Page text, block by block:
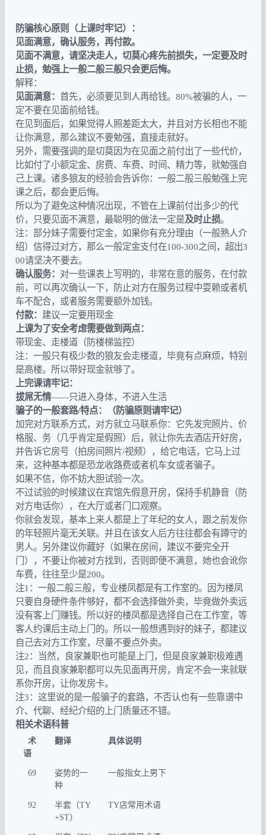
防骗核心原则（上课时牢记）：
见面满意，确认服务，再付款。
见面不满意，请坚决走人，切莫心疼先前损失，一定要及时
止损，勉强上一般二般三般只会更后悔。
解释：
见面满意： 首先，必须要见到人再给钱。80%被骗的人，一
定不要在见面前给钱。
在见到面后，如果觉得人照差距太大，并且对方长相也不能
让你满意，那么建议不要勉强，直接走就好。
另外，需要强调的是切莫因为在见面之前付出了一些代价，
比如付了小额定金、房费、车费、时间、精力等，就勉强自
己上课。诸多狼友的经验会告诉你：一般二般三般勉强上完
课之后，都会更后悔。
所以为了避免这种情况出现，不管在上课前付出多少的代
价，只要见面不满意，最聪明的做法一定是及时止损。
注：部分妹子需要付定金，如果你有充分理由（一般熟人介
绍）信得过对方，那么一般定金支付在100-300之间，超出3
00请坚决不要去。
确认服务： 对一些课表上写明的，非常在意的服务，在付款
前，可以再次确认一下，防止对方在服务过程中耍赖或者机
车不配合，或者服务需要额外加钱。
付款： 建议一定要用现金
上课为了安全考虑需要做到两点：
带现金、走楼道（防楼梯监控）
注：一般只有极少数的狼友会走楼道，毕竟有点麻烦，特别
是高楼。所以带好现金就够了。
上完课请牢记：
拔屌无情——只进入身体，不进入生活
骗子的一般套路/特点：（防骗原则请牢记）
加完对方联系方式，对方就立马联系你：它先发完照片、价
格服、务（几乎肯定是假照）后，就让你先去酒店开好房，
并告诉它房号（拍房间照片/视频），给它电话，它马上过
来，这种基本都是恐龙收路费或者机车女或者骗子。
如果不信，你不妨大胆试验一次。
不过试验的时候建议在宾馆先假意开房，保持手机静音（防
对方电话你），在大厅或者门口观察。
你就会发现，基本上来人都是上了年纪的女人，跟之前发你
的年轻照片毫无关联。并且在该女人后方往往都会有蹲守的
男人。另外建议你藏好（如果在房间，建议不要完全开
门），不要让你被对方找到，否则即便不满意，她也会讹你
车费，往往至少是200。
注1：一般二般三般，专业楼凤都是有工作室的。因为楼凤
只要自身硬件条件够好，都不会选择做外卖，毕竟做外卖远
没有客上门赚钱。所以好的楼凤都是选择自己在工作室，等
客人约课后主动上门的。所以一般想遇到好的妹子，都建议
自己去对方工作室，尽量不要点外卖。
注2：当然，良家兼职也可能是上门，但是良家兼职极难遇
见，而且良家兼职都可以先见面再开房，肯定不会一来就联
系你开房，让你发房卡。
注3：这里说的是一般骗子的套路，不否认也有一些靠谱中
介、代聊、经纪介绍的上门质量还不错。
相关术语科普
术
语
翻译 具体说明
69
姿势的一
种
一般指女上男下
92
半套（TY
+ST）
TY店常用术语